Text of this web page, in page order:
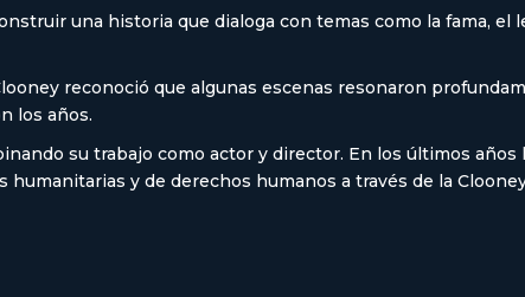
una historia que dialoga con temas como la fama,
reconoció que algunas escenas resonaron
los años.
su trabajo como actor y director. En los últimos
humanitarias y de derechos humanos a través de la